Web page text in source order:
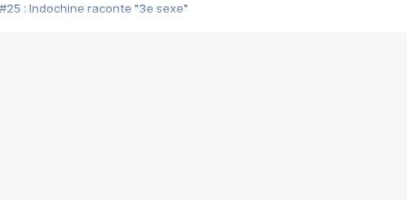
#25 : Indochine raconte "3e sexe"